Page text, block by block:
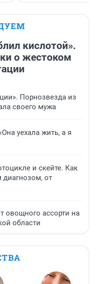
кислотой».
о жестоком
Порнозвезда из
своего мужа
уехала жить, а я
и скейте. Как
от
овощного ассорти на
области